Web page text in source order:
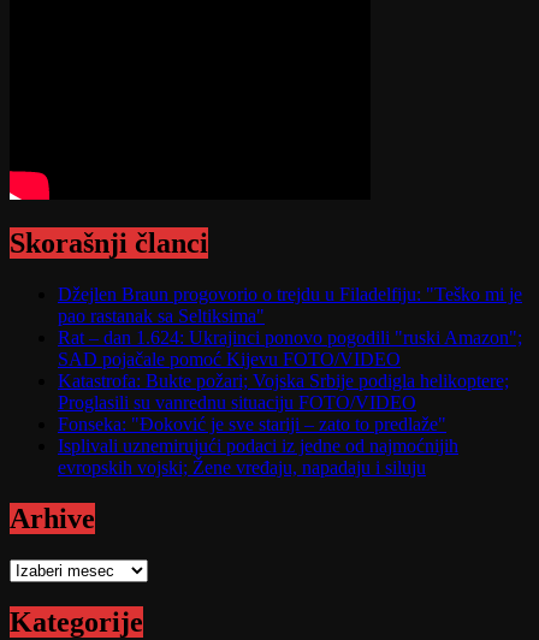
Skorašnji članci
Džejlen Braun progovorio o trejdu u Filadelfiju: "Teško mi je
pao rastanak sa Seltiksima"
Rat – dan 1.624: Ukrajinci ponovo pogodili "ruski Amazon";
SAD pojačale pomoć Kijevu FOTO/VIDEO
Katastrofa: Bukte požari; Vojska Srbije podigla helikoptere;
Proglasili su vanrednu situaciju FOTO/VIDEO
Fonseka: "Đoković je sve stariji – zato to predlaže"
Isplivali uznemirujući podaci iz jedne od najmoćnijih
evropskih vojski; Žene vređaju, napadaju i siluju
Arhive
Arhive
Kategorije